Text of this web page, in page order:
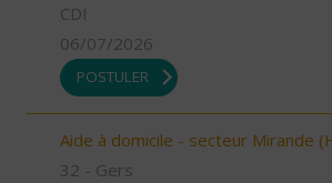
CDI
06/07/2026
POSTULER
Aide à domicile - secteur Mirande
32 - Gers